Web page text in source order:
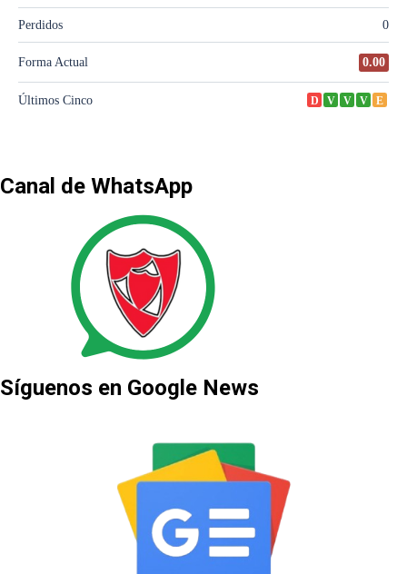
Canal de WhatsApp
Síguenos en Google News